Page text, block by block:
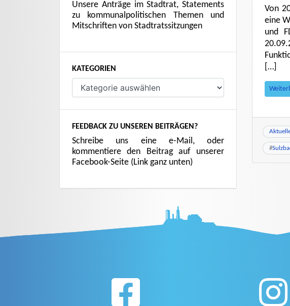
Von
eine
und
[…]
#
Unsere Anträge im Stadtrat, Statements
zu kommunalpolitischen Themen und
Mitschriften von Stadtratssitzungen
KATEGORIEN
FEEDBACK ZU UNSEREN BEITRÄGEN?
Schreibe uns eine e-Mail, oder
kommentiere den Beitrag auf unserer
Facebook-Seite (Link ganz unten)